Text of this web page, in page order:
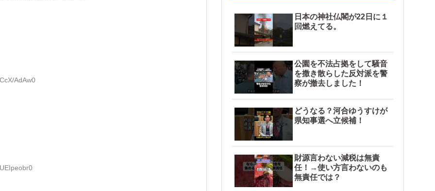
AdAw0
日本の神社仏閣が22日に１
回燃えてる。
公園を不法占拠をして騒音
を撒き散らした反対派を警
察が撤去しました！
どうなる？河合ゆうすけが
県知事選へ立候補！
財源言わない減税は無責
任！→使い方言わないのも
無責任では？